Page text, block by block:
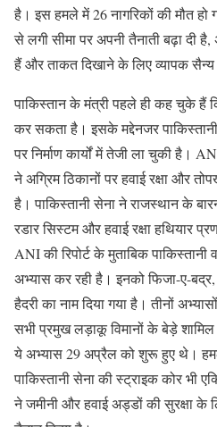
है। इस हमले में 26 नागरिकों की मौत हो
से लगी सीमा पर अपनी तैनाती बढ़ा दी
हैं और ताकत दिखाने के लिए व्यापक
पाकिस्तान के मंत्री पहले ही कह चुके हैं
कर सकता है। इसके मद्देनजर
पर निर्माण कार्यों में तेजी ला चुकी है।
ने अग्रिम ठिकानों पर हवाई रक्षा और
है। पाकिस्तानी सेना ने राजस्थान के
रडार सिस्टम और हवाई रक्षा हथियार
ANI की रिपोर्ट के मुताबिक
अभ्यास कर रही है। इनको फिजा-ए-
हैदरी का नाम दिया गया है। तीनों
सभी प्रमुख लड़ाकू विमानों के बेड़े शामिल
ये अभ्यास 29 अप्रैल को शुरू हुए थे।
पाकिस्तानी सेना की स्ट्राइक कोर भी
ने जमीनी और हवाई अड्डों की सुरक्षा के